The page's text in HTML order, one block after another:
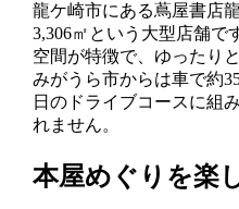
龍ケ崎市にある蔦屋書店
3,306㎡という大型店舗で
空間が特徴で、ゆったり
みがうら市からは車で約
日のドライブコースに組
れません。
本屋めぐりを楽